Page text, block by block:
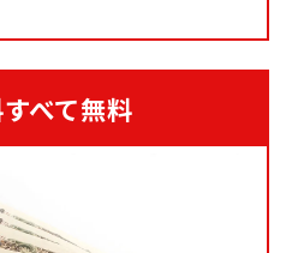
べて無料